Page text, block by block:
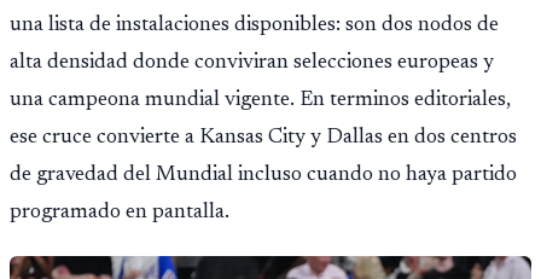
una lista de instalaciones disponibles: son dos nodos de
alta densidad donde conviviran selecciones europeas y
una campeona mundial vigente. En terminos editoriales,
ese cruce convierte a Kansas City y Dallas en dos centros
de gravedad del Mundial incluso cuando no haya partido
programado en pantalla.